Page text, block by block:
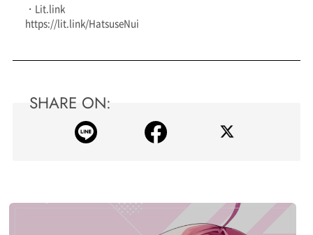
・Lit.link
https://lit.link/HatsuseNui
SHARE ON: